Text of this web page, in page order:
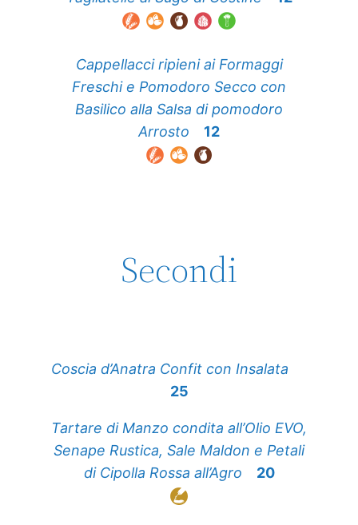
Cappellacci ripieni ai Formaggi
Freschi e Pomodoro Secco con
Basilico alla Salsa di pomodoro
Arrosto
12
Secondi
Coscia d’Anatra Confit con Insalata
25
Tartare di Manzo condita all’Olio EVO,
Senape Rustica, Sale Maldon e Petali
di Cipolla Rossa all’Agro
20